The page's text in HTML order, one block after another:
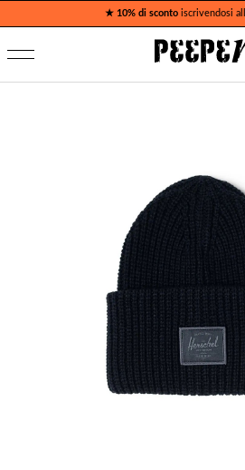
★ 10% di scontoiscrivendosi